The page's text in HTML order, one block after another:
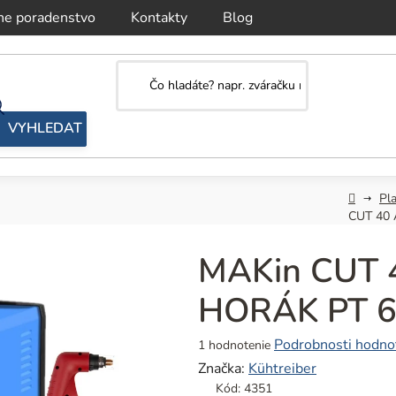
poradenstvo Kontakty Blog
Domov
CUT 40
MAKin CUT
HORÁK PT
Priemerné
hodnotenie
produktu
1 hodnotenie Podrobnosti
Značka: Kühtreiber
Kód: 4351